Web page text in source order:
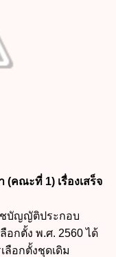
คณะที่ 1) เรื่องเสร็จ
บัญญัติประกอบ
กตั้ง พ.ศ. 2560 ได้
อกตั้งชุดเดิม